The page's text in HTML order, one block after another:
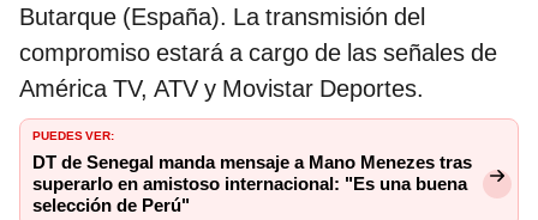
Butarque (España). La transmisión del
compromiso estará a cargo de las señales de
América TV, ATV y Movistar Deportes.
PUEDES VER:
DT de Senegal manda mensaje a Mano Menezes tras
superarlo en amistoso internacional: "Es una buena
selección de Perú"